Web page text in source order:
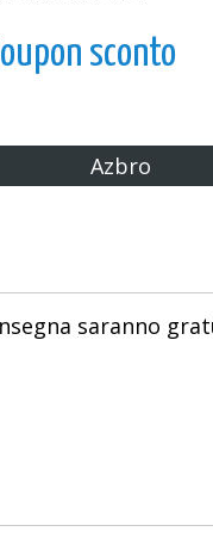
sconto
Azbro
saranno